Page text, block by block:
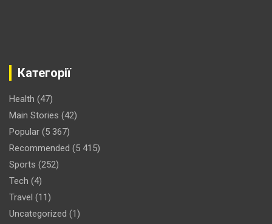
Категорії
Health (47)
Main Stories (42)
Popular (5 367)
Recommended (5 415)
Sports (252)
Tech (4)
Travel (11)
Uncategorized (1)